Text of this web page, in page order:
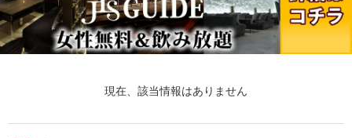
現在、該当情報はありません